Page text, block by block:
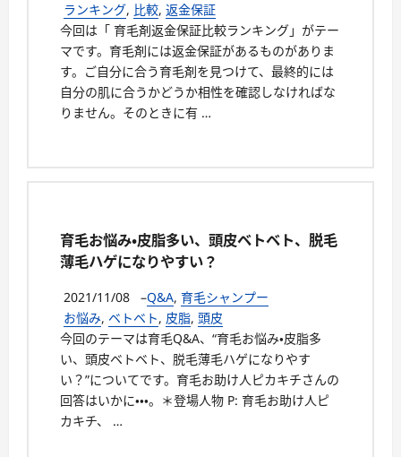
ランキング, 比較, 返金保証
今回は「 育毛剤返金保証比較ランキング」がテー
マです。育毛剤には返金保証があるものがありま
す。ご自分に合う育毛剤を見つけて、最終的には
自分の肌に合うかどうか相性を確認しなければな
りません。そのときに有 …
育毛お悩み・皮脂多い、頭皮ベトベト、脱毛
薄毛ハゲになりやすい？
2021/11/08 –Q&A, 育毛シャンプー
お悩み, ベトベト, 皮脂, 頭皮
今回のテーマは育毛Q&A、“育毛お悩み・皮脂多
い、頭皮ベトベト、脱毛薄毛ハゲになりやす
い？”についてです。育毛お助け人ピカキチさんの
回答はいかに・・・。＊登場人物 P: 育毛お助け人ピ
カキチ、 …